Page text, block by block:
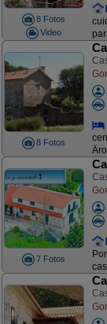
8 Fotos
Video
8 Fotos
7 Fotos